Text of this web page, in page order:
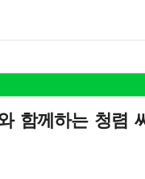
함께하는 청렴